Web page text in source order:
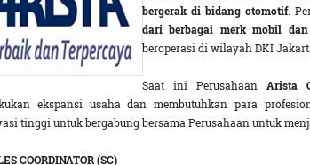
bergerak di bidang otomotif.
dari berbagai merk mobil
beroperasi di wilayah DKI
Saat ini Perusahaan Arista
ekspansi usaha dan membutuhkan para
tinggi untuk bergabung bersama Perusahaan untuk
COORDINATOR (SC)